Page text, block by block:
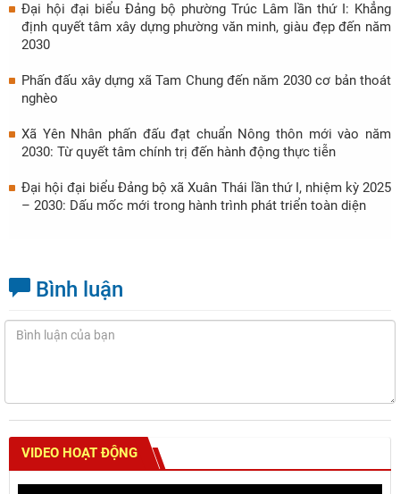
Đại hội đại biểu Đảng bộ phường Trúc Lâm lần thứ I: Khẳng
định quyết tâm xây dựng phường văn minh, giàu đẹp đến năm
2030
Phấn đấu xây dựng xã Tam Chung đến năm 2030 cơ bản thoát
nghèo
Xã Yên Nhân phấn đấu đạt chuẩn Nông thôn mới vào năm
2030: Từ quyết tâm chính trị đến hành động thực tiễn
Đại hội đại biểu Đảng bộ xã Xuân Thái lần thứ I, nhiệm kỳ 2025
– 2030: Dấu mốc mới trong hành trình phát triển toàn diện
Bình luận
VIDEO HOẠT ĐỘNG